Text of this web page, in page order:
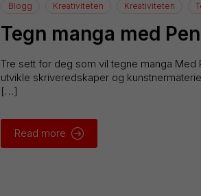
Blogg Kreativiteten Kreativiteten
Tegn manga med
Tre sett for deg som vil tegne manga
utvikle skriveredskaper og
[…]
Read more